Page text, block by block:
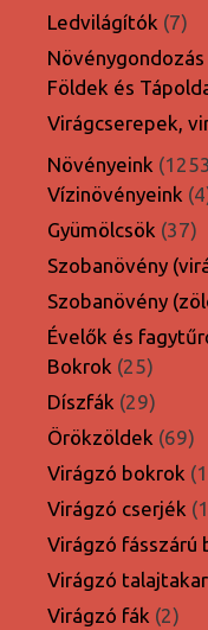
Ledvilágítók 77
Növénygondozás
Földek és
Virágcserepek,
Növényeink 1253
Vízinövényeink 4
Gyümölcsök 3737
Szobanövény
Szobanövény
Évelők és
Bokrok 2525
termék
Díszfák 2929
termék
Örökzöldek 6969
Virágzó bokrok
Virágzó cserjék
Virágzó fásszárú
Virágzó
Virágzó fák 22